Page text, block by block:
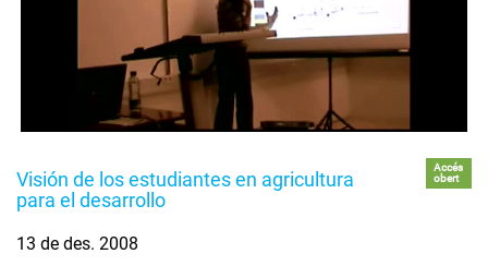
Visión de los estudiantes en agricultura
para el desarrollo
Accés
obert
13 de des. 2008